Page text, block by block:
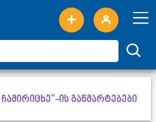
ის განმარტებები